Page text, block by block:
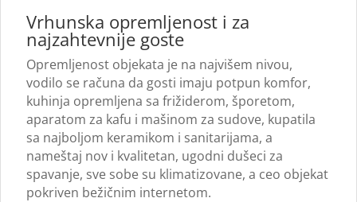
Vrhunska opremljenost i za
najzahtevnije goste
Opremljenost objekata je na najvišem nivou,
vodilo se računa da gosti imaju potpun komfor,
kuhinja opremljena sa frižiderom, šporetom,
aparatom za kafu i mašinom za sudove, kupatila
sa najboljom keramikom i sanitarijama, a
nameštaj nov i kvalitetan, ugodni dušeci za
spavanje, sve sobe su klimatizovane, a ceo objekat
pokriven bežičnim internetom.